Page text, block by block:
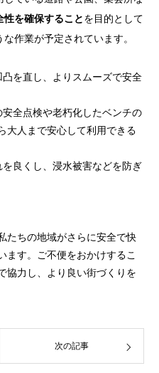
を確保することを目的として
作業が予定されています。
凸を直し、よりスムーズで安全
安全点検や老朽化したベンチの
大人まで安心して利用できる
を良くし、浸水被害などを防ぎ
ちの地域がさらに安全で快
ます。ご不便をおかけするこ
協力し、より良い街づくりを
次の記事